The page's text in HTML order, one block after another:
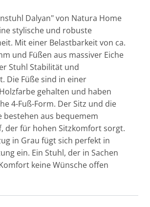
Dalyan" von Natura Home
stylische und robuste
Mit einer Belastbarkeit von ca.
und Füßen aus massiver Eiche
Stuhl Stabilität und
Die Füße sind in einer
gehalten und haben
4-Fuß-Form. Der Sitz und die
bestehen aus bequemem
der für hohen Sitzkomfort sorgt.
in Grau fügt sich perfekt in
ein. Ein Stuhl, der in Sachen
keine Wünsche offen